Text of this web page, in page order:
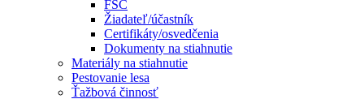
FSC
Žiadateľ/účastník
Certifikáty/osvedčenia
Dokumenty na stiahnutie
Materiály na stiahnutie
Pestovanie lesa
Ťažbová činnosť